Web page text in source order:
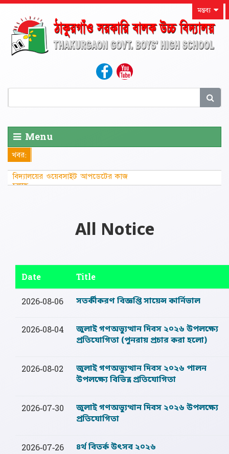
মন্তব্য
Menu
খবর:
বিদ্যালয়ের ওয়েবসাইট আপডেটের কাজ
চলছে...............
All Notice
Date Title
2026-08-06 সতর্কীকরণ বিজ্ঞপ্তি ‍সায়েন্স কার্নিভাল
2026-08-04
জুলাই গণঅভ্যুত্থান দিবস ২০২৬ উপলক্ষ্যে
প্রতিযোগিতা (পুনরায় প্রচার করা হলো)
2026-08-02
জুলাই গণঅভ্যুত্থান দিবস ২০২৬ পালন
উপলক্ষ্যে বিভিন্ন প্রতিযোগিতা
2026-07-30
জুলাই গণঅভ্যুত্থান দিবস ২০২৬ উপলক্ষ্যে
প্রতিযোগিতা
2026-07-26 ৪র্থ বিতর্ক উৎসব ২০২৬